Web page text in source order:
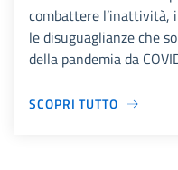
combattere l’inattività,
le disuguaglianze che
della pandemia da
SCOPRI TUTTO